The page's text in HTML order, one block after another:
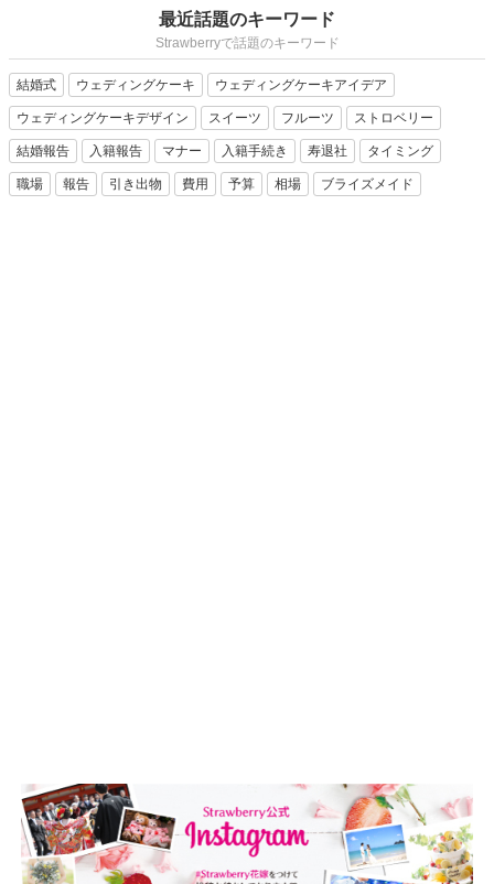
最近話題のキーワード
Strawberryで話題のキーワード
結婚式 ウェディングケーキ ウェディングケーキアイデア
ウェディングケーキデザイン スイーツ フルーツ ストロベリー
結婚報告 入籍報告 マナー 入籍手続き 寿退社 タイミング
職場 報告 引き出物 費用 予算 相場 ブライズメイド